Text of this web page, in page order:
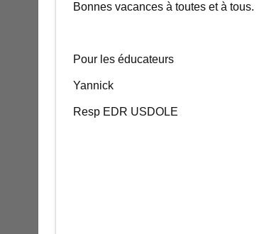
Bonnes vacances à toutes et à tous.
Pour les éducateurs
Yannick
Resp EDR USDOLE